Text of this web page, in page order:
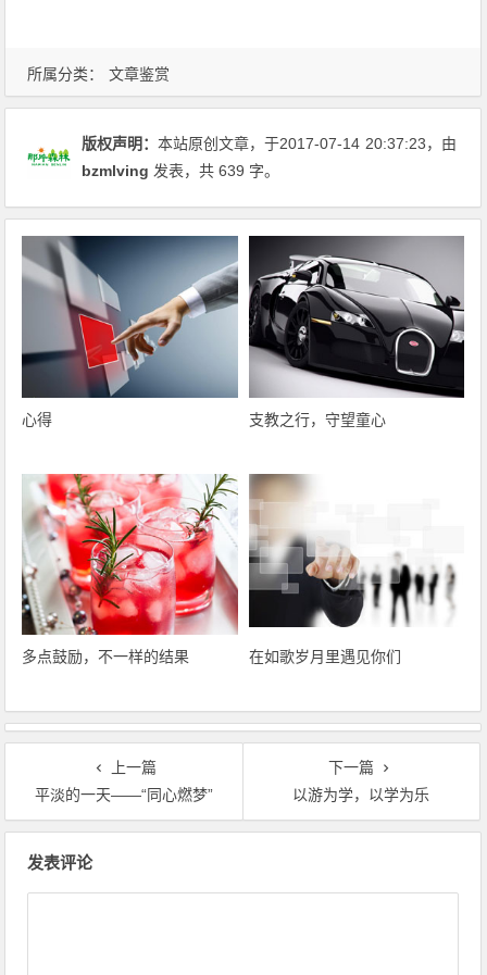
所属分类： 文章鉴赏
版权声明：本站原创文章，于2017-07-14 20:37:23，由
bzmlving 发表，共 639 字。
心得 支教之行，守望童心
多点鼓励，不一样的结果 在如歌岁月里遇见你们
上一篇
平淡的一天――“同心燃梦”
下一篇
以游为学，以学为乐
发表评论